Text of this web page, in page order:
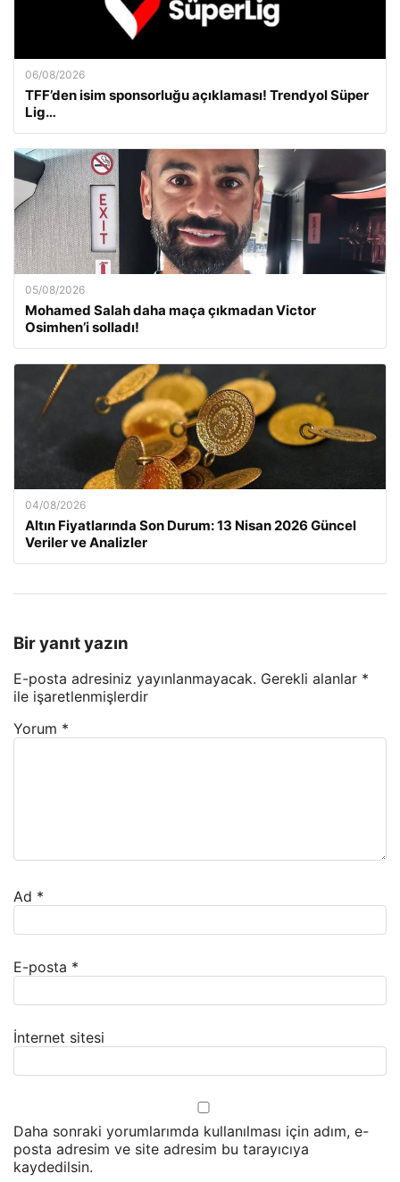
06/08/2026
TFF’den isim sponsorluğu açıklaması! Trendyol Süper
Lig…
05/08/2026
Mohamed Salah daha maça çıkmadan Victor
Osimhen’i solladı!
04/08/2026
Altın Fiyatlarında Son Durum: 13 Nisan 2026 Güncel
Veriler ve Analizler
Bir yanıt yazın
E-posta adresiniz yayınlanmayacak. Gerekli alanlar *
ile işaretlenmişlerdir
Yorum *
Ad *
E-posta *
İnternet sitesi
Daha sonraki yorumlarımda kullanılması için adım, e-
posta adresim ve site adresim bu tarayıcıya
kaydedilsin.